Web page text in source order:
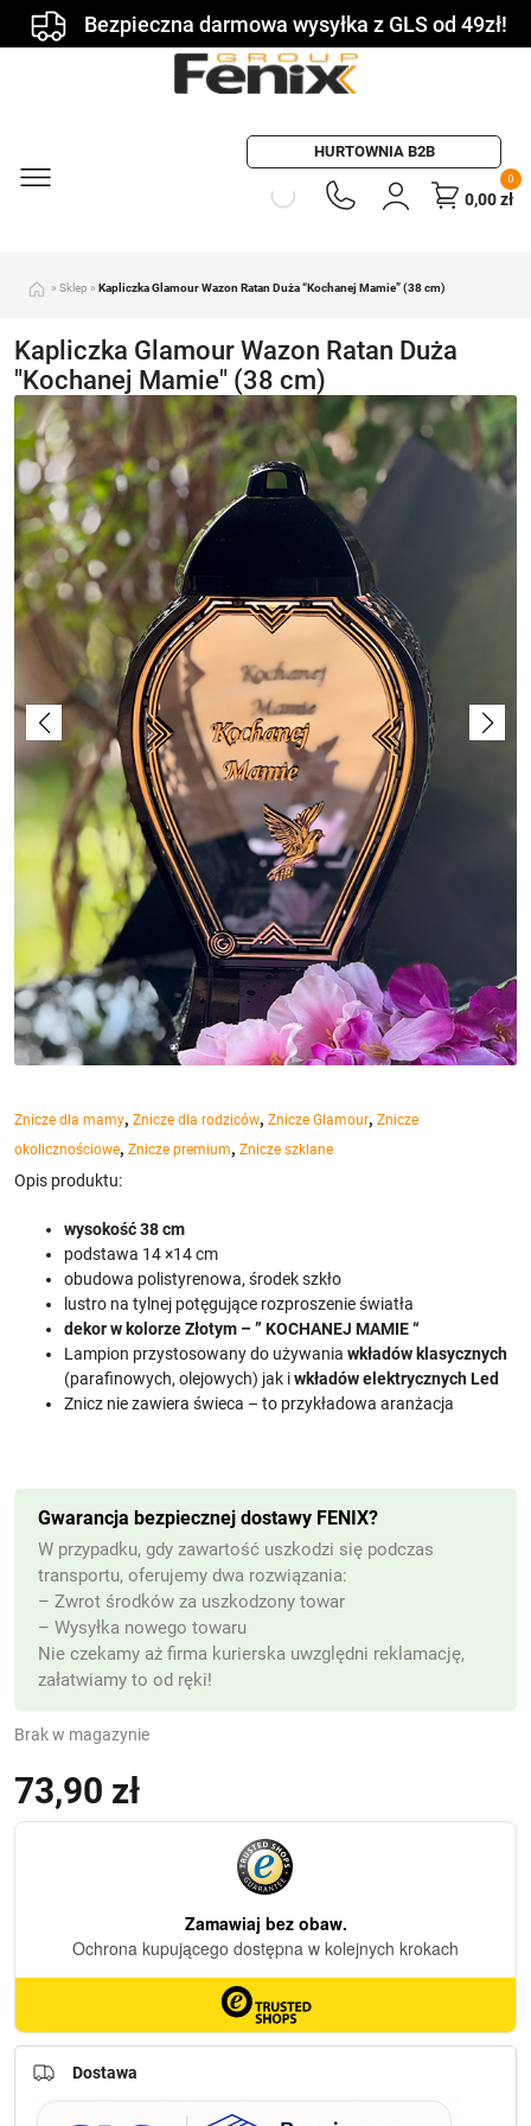
Bezpieczna darmowa wysyłka z GLS od 49zł!
HURTOWNIA B2B
0
0,00zł
» Sklep » Kapliczka Glamour Wazon Ratan Duża “Kochanej Mamie” (38 cm)
Kapliczka Glamour Wazon Ratan Duża
"Kochanej Mamie" (38 cm)
Znicze dla mamy, Znicze dla rodziców, Znicze Glamour, Znicze
okolicznościowe, Znicze premium, Znicze szklane
73,90 zł
Opis produktu:
wysokość 38 cm
podstawa 14 ×14 cm
obudowa polistyrenowa, środek szkło
lustro na tylnej potęgujące rozproszenie światła
dekor w kolorze Złotym – ” KOCHANEJ MAMIE “
Lampion przystosowany do używania wkładów klasycznych
(parafinowych, olejowych) jak iwkładów elektrycznych Led
Znicz nie zawiera świeca – to przykładowa aranżacja
Brak w magazynie
Gwarancja bezpiecznej dostawy FENIX?
W przypadku, gdy zawartość uszkodzi się podczas
transportu, oferujemy dwa rozwiązania:
– Zwrot środków za uszkodzony towar
– Wysyłka nowego towaru
Nie czekamy aż firma kurierska uwzględni reklamację,
załatwiamy to od ręki!
Dostawa